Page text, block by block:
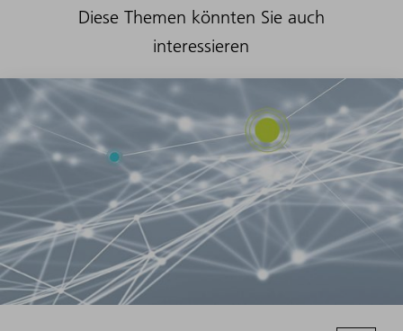
Diese Themen könnten Sie auch
interessieren